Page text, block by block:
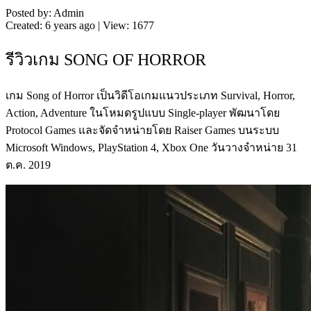
Posted by: Admin
Created: 6 years ago | View: 1677
รีวิวเกม SONG OF HORROR
เกม Song of Horror เป็นวิดีโอเกมแนวประเภท Survival, Horror,
Action, Adventure ในโหมดรูปแบบ Single-player พัฒนาโดย
Protocol Games และจัดจำหน่ายโดย Raiser Games บนระบบ
Microsoft Windows, PlayStation 4, Xbox One วันวางจำหน่าย 31
ต.ค. 2019